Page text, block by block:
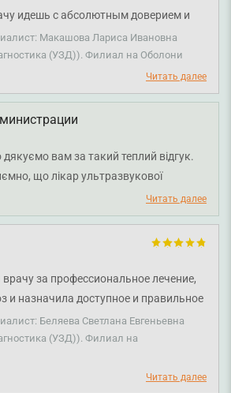
идешь с абсолютным доверием и
УЗ-диагностику всей семьей уже
у врача Макашова Лариса
просто невероятная: всегда
внимательная к
Выходишь из кабинета – и уже
Спасибо за такой подход и
повезло с таким специалистом.
Макашова Лариса Ивановна
(УЗД)). Филиал на Оболони
Читать далее
вам за такий теплий відгук.
що лікар ультразвукової
Лариса Макашова вже багато років
і вашій родині, а кожен візит дарує
спокою та впевненості. Такі слова є
для лікаря й великою
всієї нашої команди. Бажаємо вам
Читать далее
за профессиональное лечение,
и назначила доступное и правильное
Беляева Светлана Евгеньевна
(УЗД)). Филиал на
Читать далее